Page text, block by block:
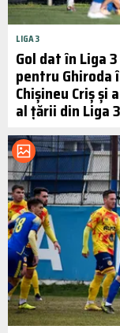
LIGA 3
Gol dat în Liga
pentru Ghiroda
Chișineu Criș
al țării din Liga